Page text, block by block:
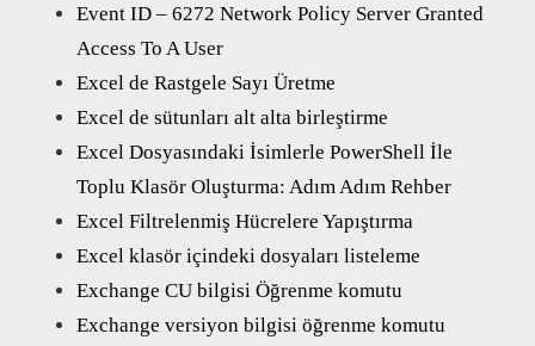
Event ID – 6272 Network Policy Server Granted
Access To A User
Excel de Rastgele Sayı Üretme
Excel de sütunları alt alta birleştirme
Excel Dosyasındaki İsimlerle PowerShell İle
Toplu Klasör Oluşturma: Adım Adım Rehber
Excel Filtrelenmiş Hücrelere Yapıştırma
Excel klasör içindeki dosyaları listeleme
Exchange CU bilgisi Öğrenme komutu
Exchange versiyon bilgisi öğrenme komutu